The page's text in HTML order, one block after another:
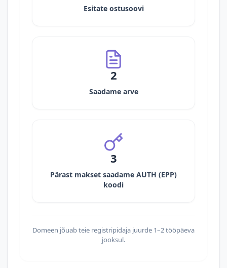
Esitate ostusoovi
2
Saadame arve
3
Pärast makset saadame AUTH (EPP)
koodi
Domeen jõuab teie registripidaja juurde 1–2 tööpäeva
jooksul.